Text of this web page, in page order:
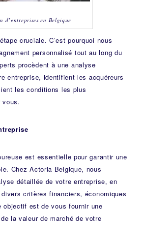
d’entreprises en Belgique
cruciale. C’est pourquoi nous
personnalisé tout au long du
procèdent à une analyse
entreprise, identifient les acquéreurs
les conditions les plus
vous.
est essentielle pour garantir une
Chez Actoria Belgique, nous
détaillée de votre entreprise, en
critères financiers, économiques
objectif est de vous fournir une
la valeur de marché de votre